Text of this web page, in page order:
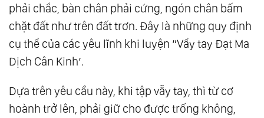
phải chắc, bàn chân phải cứng, ngón chân bấm
chặt đất như trên đất trơn. Đây là những quy định
cụ thể của các yêu lĩnh khi luyện “Vẩy tay Đạt Ma
Dịch Cân Kinh’.
Dựa trên yêu cầu này, khi tập vẫy tay, thì từ cơ
hoành trở lên, phải giữ cho được trống không,